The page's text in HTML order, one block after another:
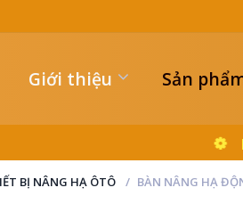
Giới thiệu Sản
BỊ NÂNG HẠ ÔTÔ BÀN NÂNG HẠ